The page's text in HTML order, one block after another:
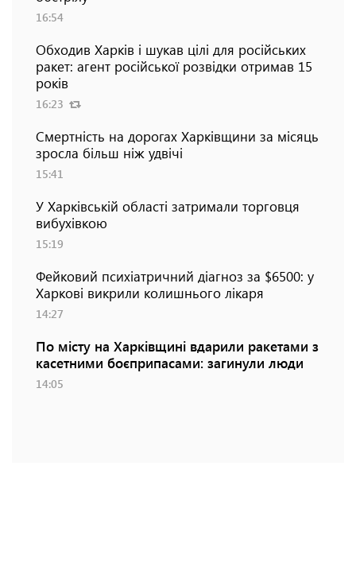
16:54
Обходив Харків і шукав цілі для російських
ракет: агент російської розвідки отримав 15
років
16:23
Смертність на дорогах Харківщини за місяць
зросла більш ніж удвічі
15:41
У Харківській області затримали торговця
вибухівкою
15:19
Фейковий психіатричний діагноз за $6500: у
Харкові викрили колишнього лікаря
14:27
По місту на Харківщині вдарили ракетами з
касетними боєприпасами: загинули люди
14:05